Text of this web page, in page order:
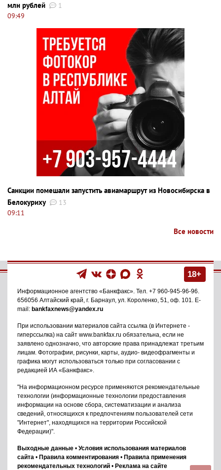
млн рублей
1
09:49
Санкции помешали запустить авиамаршрут из Новосибирска в
Белокуриху
13
09:11
Все новости
18+
Информационное агентство «Банкфакс». Тел. +7 960-945-96-96.
656056 Алтайский край, г. Барнаул, ул. Короленко, 51, оф. 101. E-
mail: bankfaxnews@yandex.ru
При использовании материалов сайта ссылка (в Интернете -
гиперссылка) на сайт www.bankfax.ru обязательна, если не
заявлено однозначно, что авторские права принадлежат третьим
лицам. Фотографии, рисунки, карты, аудио- видеофрагменты и
графика могут использоваться только при согласовании с
редакцией ИА «Банкфакс».
"На информационном ресурсе применяются рекомендательные
технологии (информационные технологии предоставления
информации на основе сбора, систематизации и анализа
сведений, относящихся к предпочтениям пользователей сети
"Интернет", находящихся на территории Российской
Федерации)".
Выходные данные • Условия использования материалов
сайта • Правила комментирования • Правила применения
рекомендательных технологий • Реклама на сайте